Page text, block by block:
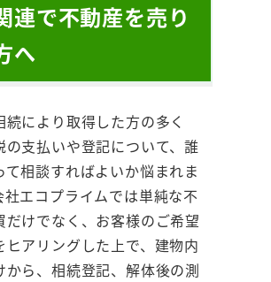
連で不動産を売り
へ
続により取得した方の多く
の支払いや登記について、誰
て相談すればよいか悩まれま
社エコプライムでは単純な不
だけでなく、お客様のご希望
ヒアリングした上で、建物内
から、相続登記、解体後の測